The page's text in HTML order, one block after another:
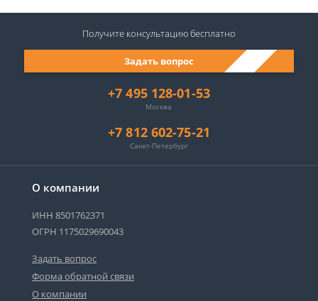
О компании
ИНН 8501762371
ОГРН 1175029690043
Задать вопрос
Форма обратной связи
О компании
+7 495 128-01-53
Москва
+7 812 602-75-21
Санкт-Петербург
Задать вопрос
Получите консультациюбесплатно